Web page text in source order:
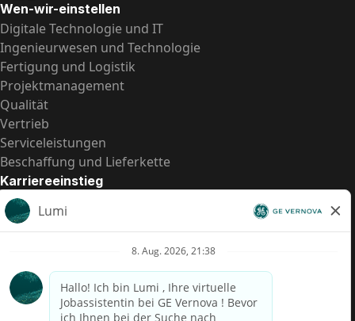
Wen-wir-einstellen
Digitale Technologie und IT
Ingenieurwesen und Technologie
Fertigung und Logistik
Projektmanagement
Qualität
Vertrieb
Serviceleistungen
Beschaffung und Lieferkette
Karriereeinstieg
Praktika
Einstiegspositionen
US-Gehalts­transparenz
Datenschutzhinweis für Kandidaten
Betrugswarnung